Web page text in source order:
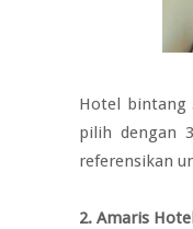
Hotel bintang
pilih dengan
referensikan
2. Amaris